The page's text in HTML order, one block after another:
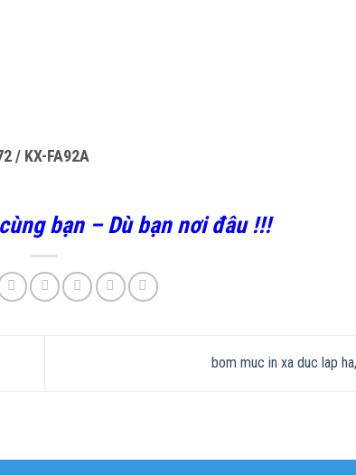
/ KX-FA92A
bạn – Dù bạn nơi đâu !!!
bom muc in xa duc lap